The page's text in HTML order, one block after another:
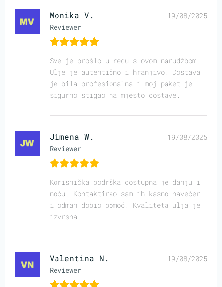
Monika V.
Reviewer
19/08/2025
Sve je prošlo u redu s ovom narudžbom.
Ulje je autentično i hranjivo. Dostava
je bila profesionalna i moj paket je
sigurno stigao na mjesto dostave.
Jimena W.
Reviewer
19/08/2025
Korisnička podrška dostupna je danju i
noću. Kontaktirao sam ih kasno navečer
i odmah dobio pomoć. Kvaliteta ulja je
izvrsna.
Valentina N.
Reviewer
19/08/2025